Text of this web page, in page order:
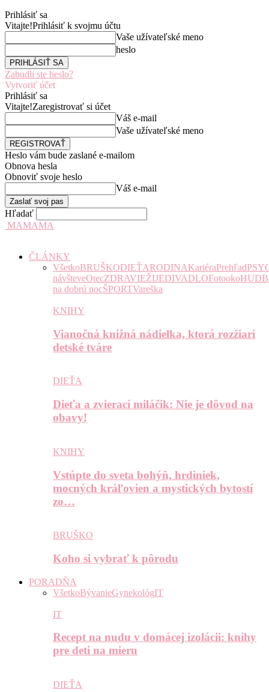
Prihlásiť sa
Vitajte!Prihlásiť k svojmu účtu
Vaše užívateľské meno
heslo
Zabudli ste heslo?
Vytvoriť účet
Prihlásiť sa
Vitajte!Zaregistrovať si účet
Váš e-mail
Vaše užívateľské meno
Heslo vám bude zaslané e-mailom
Obnova hesla
Obnoviť svoje heslo
Váš e-mail
Hľadať
MAMAMA
ČLÁNKY
VšetkoBRUŠKODIEŤARODINAKariéraPrehľad
návšteveOtecZDRAVIEŽIJEDIVADLOFotooko
na dobrú nocŠPORTVareška
KNIHY
Vianočná knižná nádielka, ktorá rozžiari
detské tváre
DIEŤA
Dieťa a zvierací miláčik: Nie je dôvod na
obavy!
KNIHY
Vstúpte do sveta bohýň, hrdiniek,
mocných kráľovien a mystických bytostí
zo…
BRUŠKO
Koho si vybrať k pôrodu
PORADŇA
VšetkoBývanieGynekológIT
IT
Recept na nudu v domácej izolácii: knihy
pre deti na mieru
DIEŤA